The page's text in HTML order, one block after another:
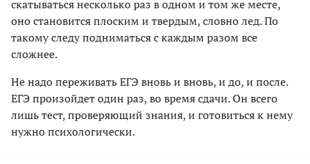
скатываться несколько раз в одном и том же месте,
оно становится плоским и твердым, словно лед. По
такому следу подниматься с каждым разом все
сложнее.
Не надо переживать ЕГЭ вновь и вновь, и до, и после.
ЕГЭ произойдет один раз, во время сдачи. Он всего
лишь тест, проверяющий знания, и готовиться к нему
нужно психологически.